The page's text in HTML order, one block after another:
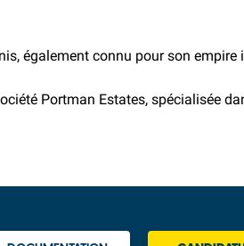
également connu pour son
Portman Estates, spécialisée